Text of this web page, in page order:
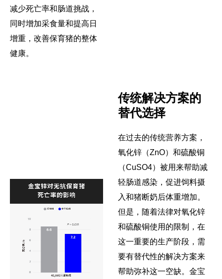
减少死亡率和肠道挑战，
同时增加采食量和提高日
增重，改善保育猪的整体
健康。
传统解决方案的
替代选择
在过去的传统营养方案，
氧化锌（ZnO）和硫酸铜
（CuSO4）被用来帮助减
轻肠道感染，促进饲料摄
入和猪断奶后体重增加。
但是，随着法律对氧化锌
和硫酸铜使用的限制，在
这一重要的生产阶段，需
要有替代性的解决方案来
帮助弥补这一空缺。金宝